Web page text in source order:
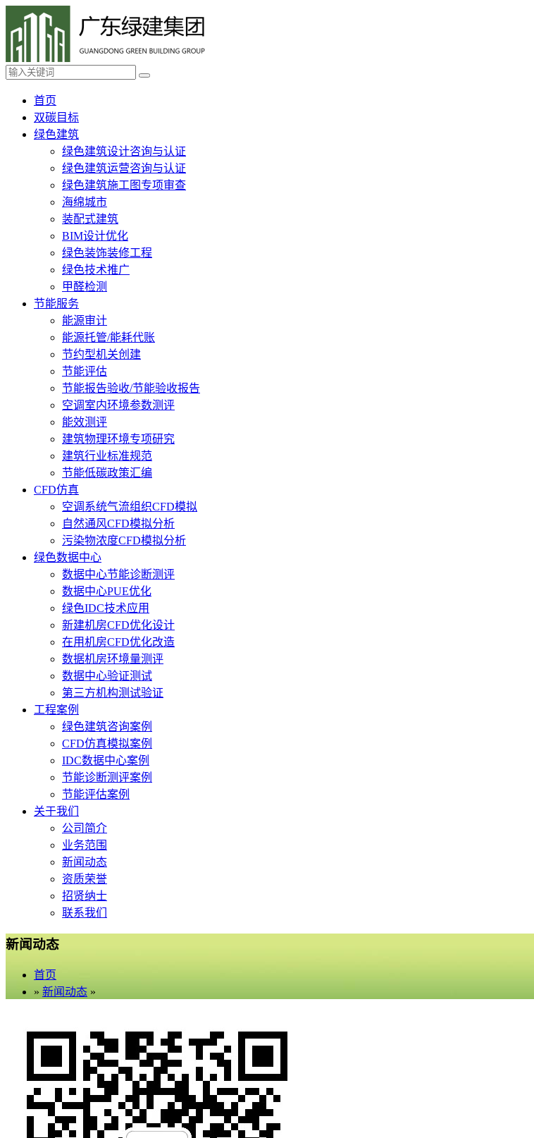
首页
双碳目标
绿色建筑
绿色建筑设计咨询与认证
绿色建筑运营咨询与认证
绿色建筑施工图专项审查
海绵城市
装配式建筑
BIM设计优化
绿色装饰装修工程
绿色技术推广
甲醛检测
节能服务
能源审计
能源托管/能耗代账
节约型机关创建
节能评估
节能报告验收/节能验收报告
空调室内环境参数测评
能效测评
建筑物理环境专项研究
建筑行业标准规范
节能低碳政策汇编
CFD仿真
空调系统气流组织CFD模拟
自然通风CFD模拟分析
污染物浓度CFD模拟分析
绿色数据中心
数据中心节能诊断测评
数据中心PUE优化
绿色IDC技术应用
新建机房CFD优化设计
在用机房CFD优化改造
数据机房环境量测评
数据中心验证测试
第三方机构测试验证
工程案例
绿色建筑咨询案例
CFD仿真模拟案例
IDC数据中心案例
节能诊断测评案例
节能评估案例
关于我们
公司简介
业务范围
新闻动态
资质荣誉
招贤纳士
联系我们
新闻动态
首页
» 新闻动态 »